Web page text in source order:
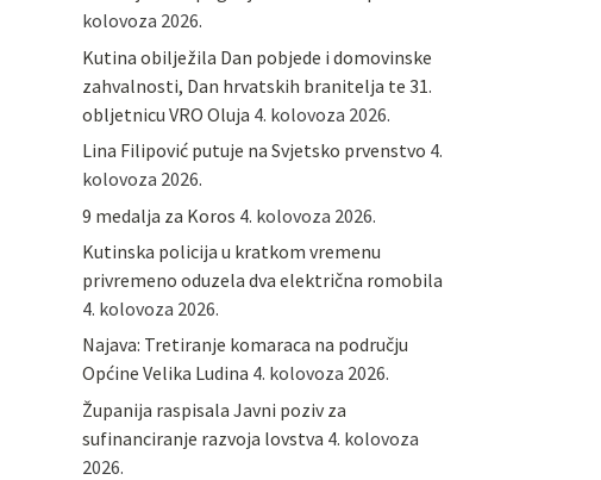
kolovoza 2026.
Kutina obilježila Dan pobjede i domovinske
zahvalnosti, Dan hrvatskih branitelja te 31.
obljetnicu VRO Oluja 4. kolovoza 2026.
Lina Filipović putuje na Svjetsko prvenstvo 4.
kolovoza 2026.
9 medalja za Koros 4. kolovoza 2026.
Kutinska policija u kratkom vremenu
privremeno oduzela dva električna romobila
4. kolovoza 2026.
Najava: Tretiranje komaraca na području
Općine Velika Ludina 4. kolovoza 2026.
Županija raspisala Javni poziv za
sufinanciranje razvoja lovstva 4. kolovoza
2026.